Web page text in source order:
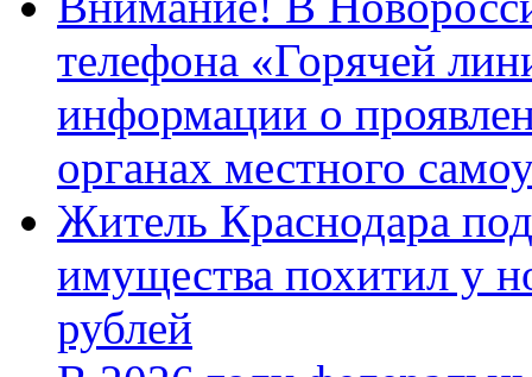
телефона «Горячей
информации о
органах местного
Житель Краснодара
имущества похитил у
рублей